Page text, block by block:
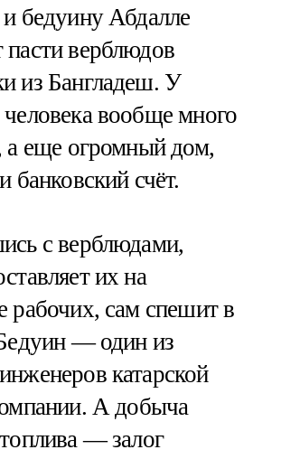
бедуину Абдалле
верблюдов
из Бангладеш. У
вообще много
а еще огромный дом,
банковский счёт.
с верблюдами,
их на
рабочих, сам спешит в
— один из
катарской
А добыча
— залог